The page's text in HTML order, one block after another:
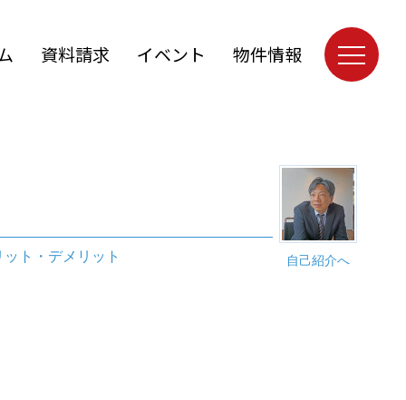
資料請求 イベント 物件情報
自己紹介へ
ット・デメリット